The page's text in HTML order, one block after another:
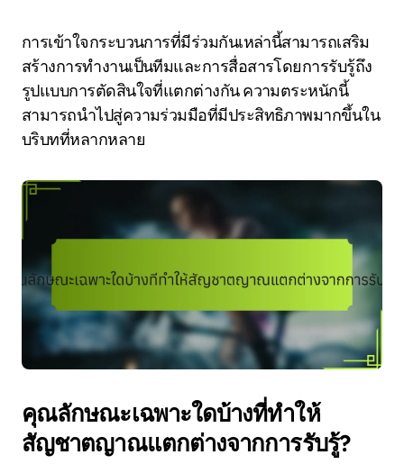
การเข้าใจกระบวนการที่มีร่วมกันเหล่านี้สามารถเสริม
สร้างการทำงานเป็นทีมและการสื่อสารโดยการรับรู้ถึง
รูปแบบการตัดสินใจที่แตกต่างกัน ความตระหนักนี้
สามารถนำไปสู่ความร่วมมือที่มีประสิทธิภาพมากขึ้นใน
บริบทที่หลากหลาย
คุณลักษณะเฉพาะใดบ้างที่ทำให้
สัญชาตญาณแตกต่างจากการรับรู้?